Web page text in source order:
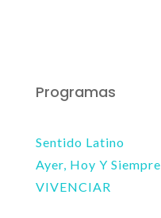
Programas
Sentido Latino
Ayer, Hoy Y Siempre
VIVENCIAR